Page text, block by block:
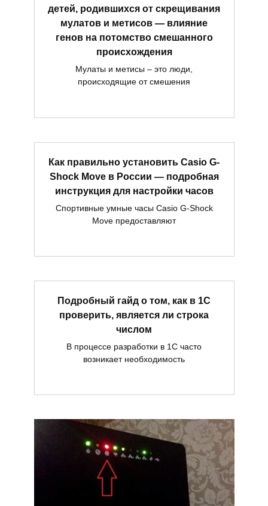
детей, родившихся от скрещивания
мулатов и метисов — влияние
генов на потомство смешанного
происхождения
Мулаты и метисы – это люди,
происходящие от смешения
Как правильно установить Casio G-
Shock Move в России — подробная
инструкция для настройки часов
Спортивные умные часы Casio G-Shock
Move предоставляют
Подробный гайд о том, как в 1С
проверить, является ли строка
числом
В процессе разработки в 1С часто
возникает необходимость